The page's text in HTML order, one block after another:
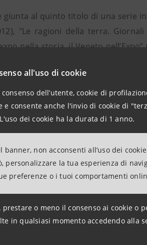
all'uso di cookie
dell’utente, cookie di
consente anche l'invio di cookie di
dei cookie ha la durata di 1 anno.
non acconsenti all’uso dei
personalizzare la tua esperienza di
preferenze o i tuoi comportamenti
o meno il consenso ai cookie o
in qualsiasi momento accedendo alla
giunta al quinto titolo di una serie
"Le ragioni della terra.
nella storia, il Veneto
Gilberto Muraro“La Cassa di
volume vogliamo ricordare, con
rodigino. Si tratta in un testo
regione svolto dalle banche locali
territori e Media locali